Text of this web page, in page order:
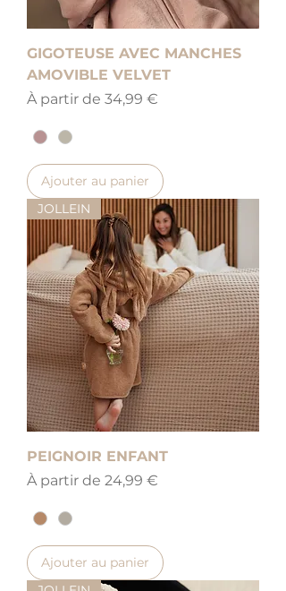
GIGOTEUSE AVEC MANCHES
AMOVIBLE VELVET
À partir de 34,99 €
Prix promotionnel
Ajouter au panier
JOLLEIN
PEIGNOIR ENFANT
À partir de 24,99 €
Prix promotionnel
Ajouter au panier